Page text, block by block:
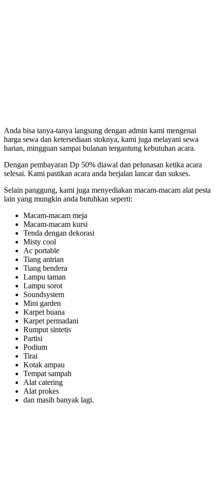
Anda bisa tanya-tanya langsung dengan admin kami mengenai
harga sewa dan ketersediaan stoknya, kami juga melayani sewa
harian, mingguan sampai bulanan tergantung kebutuhan acara.
Dengan pembayaran Dp 50% diawal dan pelunasan ketika acara
selesai. Kami pastikan acara anda berjalan lancar dan sukses.
Selain panggung, kami juga menyediakan macam-macam alat pesta
lain yang mungkin anda butuhkan seperti:
Macam-macam meja
Macam-macam kursi
Tenda dengan dekorasi
Misty cool
Ac portable
Tiang antrian
Tiang bendera
Lampu taman
Lampu sorot
Soundsystem
Mini garden
Karpet buana
Karpet permadani
Rumput sintetis
Partisi
Podium
Tirai
Kotak ampau
Tempat sampah
Alat catering
Alat prokes
dan masih banyak lagi.